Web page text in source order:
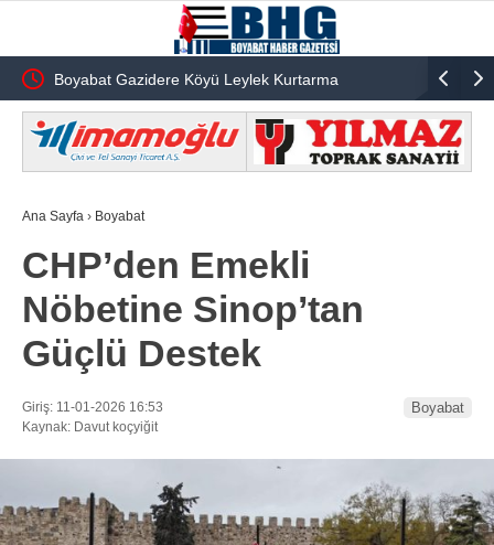
Boyabat Gazidere Köyü Leylek Kurtarma
Operasyonu
Sinop-
Sürücü
Ana Sayfa › Boyabat
CHP’den Emekli
Nöbetine Sinop’tan
Güçlü Destek
Giriş: 11-01-2026 16:53
Kaynak: Davut koçyiğit
Boyabat